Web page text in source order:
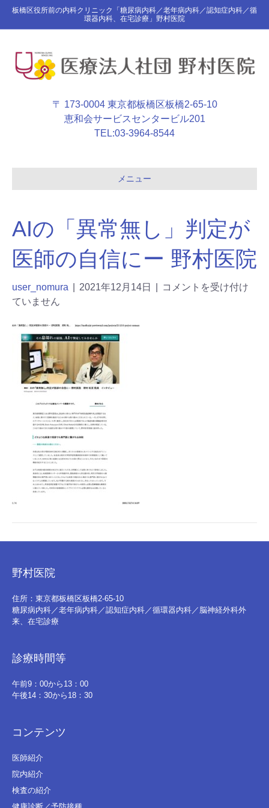
板橋区役所前の内科クリニック「糖尿病内科／老年病内科／認知症内科／循
環器内科、在宅診療」野村医院
〒 173-0004 東京都板橋区板橋2-65-10
恵和会サービスセンタービル201
TEL:03-3964-8544
メニュー
AIの「異常無し」判定が
医師の自信にー 野村医院
user_nomura 2021年12月14日
コメントを受け付け
ていません
野村医院
住所：東京都板橋区板橋2-65-10
糖尿病内科／老年病内科／認知症内科／循環器内科／脳神経外科外
来、在宅診療
診療時間等
午前9：00から13：00
午後14：30から18：30
コンテンツ
医師紹介
院内紹介
検査の紹介